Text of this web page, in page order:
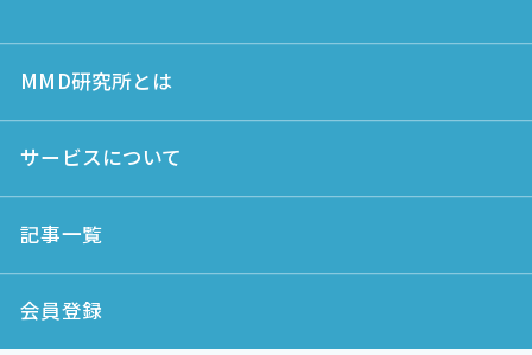
MMD研究所とは
サービスについて
記事一覧
会員登録